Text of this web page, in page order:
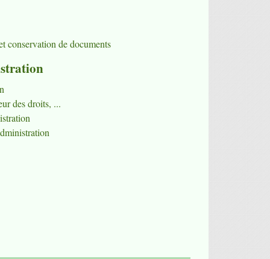
conservation de documents
des droits, ...